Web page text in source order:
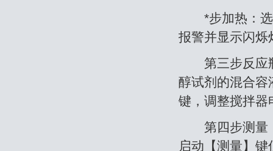
*步加热：选
报警并显示闪烁
第三步反应瓶
醇试剂的混合容
键，调整搅拌器
第四步测量：
启动【测量】